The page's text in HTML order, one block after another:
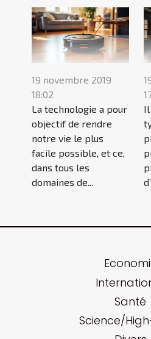
19 novembre 2019
18:02
La technologie a pour
objectif de rendre
notre vie le plus
facile possible, et ce,
dans tous les
domaines de...
Santé
Science/